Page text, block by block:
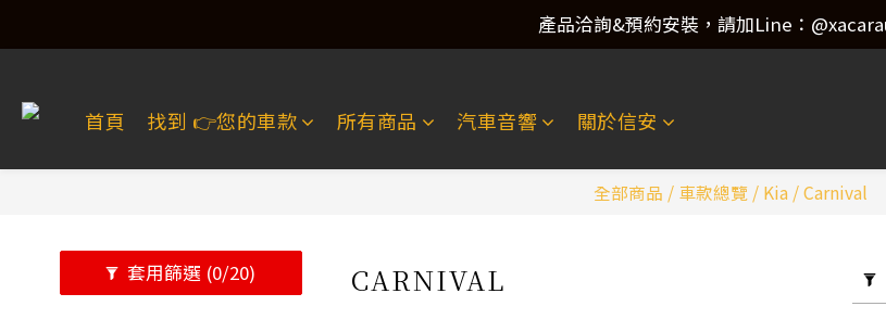
產品洽詢&預約安裝，請加Line：
產品洽詢&預約安裝，請加Line：
產品洽詢&預約安裝，請加Line：
首頁 找到 👉️您的車款 所有商品 汽車音響 關於信安
全部商品 / 車款總覽 / Kia /Carnival
套用篩選 (0/20) CARNIVAL